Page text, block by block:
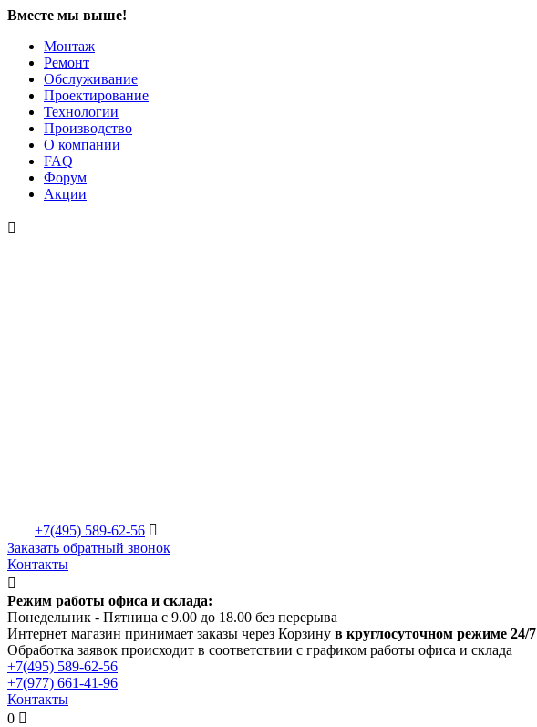
Вместе мы выше!
Монтаж
Ремонт
Обслуживание
Проектирование
Технологии
Производство
О компании
FAQ
Форум
Акции

+7(495) 589-62-56 
Заказать обратный звонок
Контакты

Режим работы офиса и склада:
Понедельник - Пятница с 9.00 до 18.00 без перерыва
Интернет магазин принимает заказы через Корзину в круглосуточном режиме 24/7
Обработка заявок происходит в соответствии с графиком работы офиса и склада
+7(495) 589-62-56
+7(977) 661-41-96
Контакты
0 